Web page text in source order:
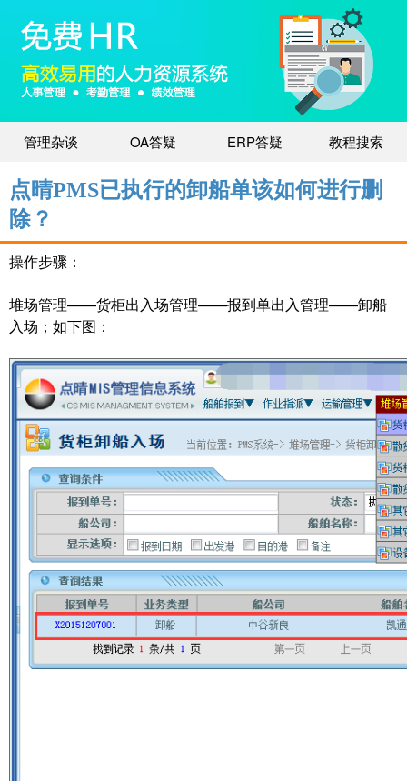
管理杂谈 OA答疑 ERP答疑 教程搜索
点晴PMS已执行的卸船单该如何进行删
除？
操作步骤：
堆场管理——货柜出入场管理——报到单出入管理——卸船
入场；如下图：